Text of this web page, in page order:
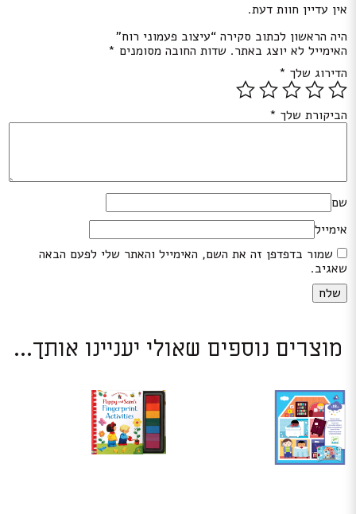
אין עדיין חוות דעת.
היה הראשון לכתוב סקירה “עיצוב פעמוני רוח”
האימייל לא יוצג באתר. שדות החובה מסומנים *
הדירוג שלך *
הביקורת שלך *
שם
אימייל
שמור בדפדפן זה את השם, האימייל והאתר שלי לפעם הבאה
שאגיב.
מוצרים נוספים שאולי יעניינו אותך...